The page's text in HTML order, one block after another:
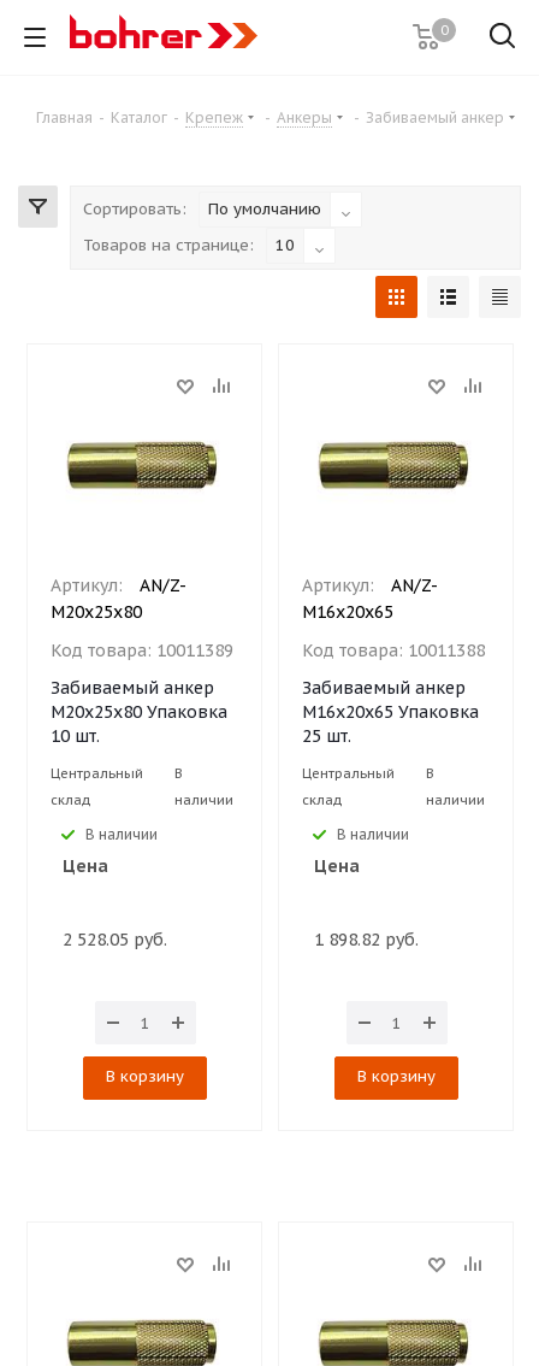
0
Главная - Каталог - Крепеж - Анкеры - Забиваемый анкер
Сортировать:
По умолчанию
Товаров на странице:
10
Артикул:
AN/Z-
М20х25х80
Код товара: 10011389
Забиваемый анкер
М20х25х80 Упаковка
10 шт.
Центральный
склад
В
наличии
В наличии
Цена
2 528.05 руб.
В корзину
Артикул:
AN/Z-
М16х20х65
Код товара: 10011388
Забиваемый анкер
М16х20х65 Упаковка
25 шт.
Центральный
склад
В
наличии
В наличии
Цена
1 898.82 руб.
В корзину